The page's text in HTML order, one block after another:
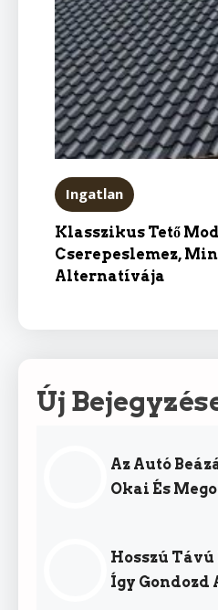
Ingatlan
Klasszikus Tető
Cserepeslemez,
Alternatívája
Új
Az Autó
Okai És
Hosszú
Így Gondozd